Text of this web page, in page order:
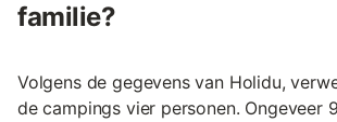
familie?
Volgens de gegevens van Holidu,
de campings vier personen. Ongeveer